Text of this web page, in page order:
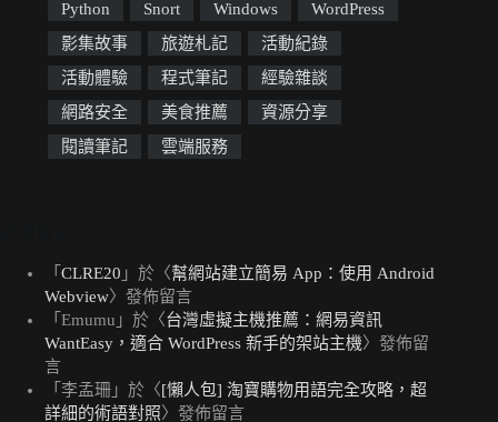
Python
Snort Windows
WordPress
影集故事
旅遊札記
活動紀錄
活動體驗
程式筆記
經驗雜談
網路安全
美食推薦
資源分享
閱讀筆記
雲端服務
「 CLRE20 」於〈幫網站建立簡易 App：使用 Android
Webview〉發佈留言
「 Emumu 」於〈台灣虛擬主機推薦：網易資訊
WantEasy，適合 WordPress 新手的架站主機〉發佈留
言
「 李孟珊 」於〈[懶人包] 淘寶購物用語完全攻略，超
詳細的術語對照〉發佈留言